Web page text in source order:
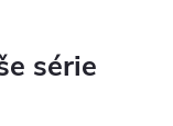
série